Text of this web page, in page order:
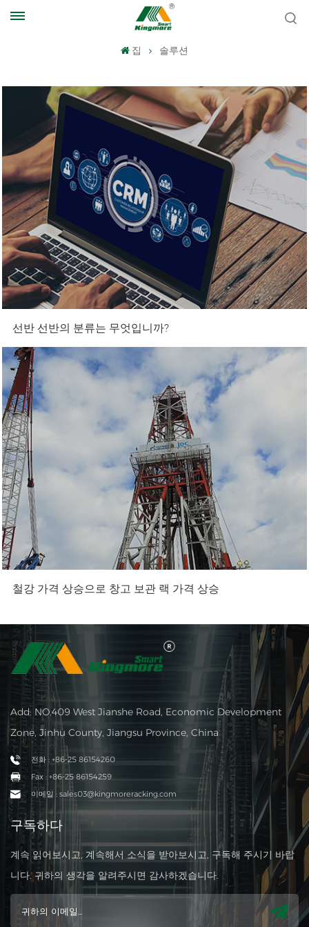
집 솔루션
선반 선반의 분류는 무엇입니까?
철강 가격 상승으로 창고 보관 랙 가격 상승
Add: NO.409 West Jianshe Road, Economic Development
Zone, Jinhu County, Jiangsu Province, China
전화 : +86-25 86154260
Fax : +86-25 86154259
이메일 : sales03@kingmoreracking.com
구독하다
계속 읽어보시고, 계속해서 소식을 받아보시고, 구독해 주시기 바랍
니다. 귀하의 생각을 알려주시면 감사하겠습니다.